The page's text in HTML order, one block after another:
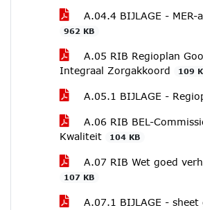
A.04.4 BIJLAGE -
962 KB
A.05 RIB Regioplan
Integraal Zorgakkoord
109
A.05.1 BIJLAGE -
A.06 RIB BEL-
Kwaliteit
104 KB
A.07 RIB Wet goed
107 KB
A.07.1 BIJLAGE - sheet